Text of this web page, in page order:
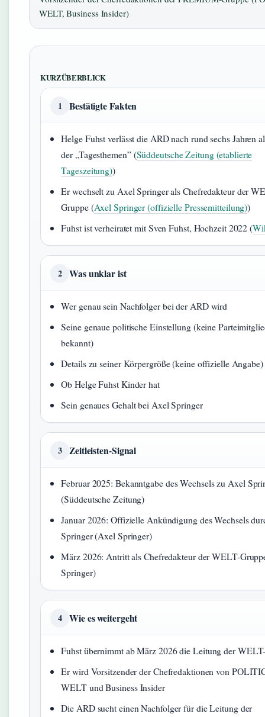
WELT, Business Insider)
KURZÜBERBLICK
1 Bestätigte Fakten
Helge Fuhst verlässt die ARD nach rund sechs Jahren
der „Tagesthemen” (Süddeutsche Zeitung (etablierte
Tageszeitung))
Er wechselt zu Axel Springer als Chefredakteur der
Gruppe (Axel Springer (offizielle Pressemitteilung))
Fuhst ist verheiratet mit Sven Fuhst, Hochzeit 2022 (
2 Was unklar ist
Wer genau sein Nachfolger bei der ARD wird
Seine genaue politische Einstellung (keine
bekannt)
Details zu seiner Körpergröße (keine offizielle Angabe)
Ob Helge Fuhst Kinder hat
Sein genaues Gehalt bei Axel Springer
3 Zeitleisten-Signal
Februar 2025: Bekanntgabe des Wechsels zu Axel
(Süddeutsche Zeitung)
Januar 2026: Offizielle Ankündigung des Wechsels
Springer (Axel Springer)
März 2026: Antritt als Chefredakteur der WELT-
Springer)
4 Wie es weitergeht
Fuhst übernimmt ab März 2026 die Leitung der
Er wird Vorsitzender der Chefredaktionen von
WELT und Business Insider
Die ARD sucht einen Nachfolger für die Leitung der